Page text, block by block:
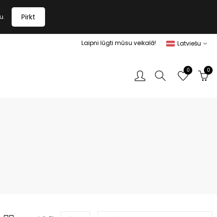
Pirkt
Laipni lūgti mūsu veikalā! Latviešu
0 0